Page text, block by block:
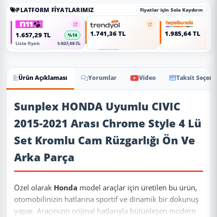
PLATFORM FIYATLARIMIZ Fiyatlar için Sola Kaydırın
1.657,29 TL
%14
Liste fiyatı
1.927,08 TL
1.741,36 TL 1.985,64 TL
Ürün Açıklaması Yorumlar Video Taksit
Ürün Açıklaması
Sunplex HONDA Uyumlu CIVIC
2015-2021 Arası Chrome Style 4 Lü
Set Kromlu Cam Rüzgarlığı Ön Ve
Arka Parça
Özel olarak Honda model araçlar için üretilen bu ürün,
otomobilinizin hatlarına sportif ve dinamik bir dokunuş
yapar. Aracınızın orijinal hatlarıyla bütünleşen modern